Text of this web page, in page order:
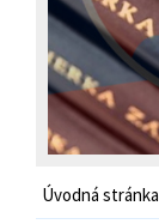
Úvodná stránka